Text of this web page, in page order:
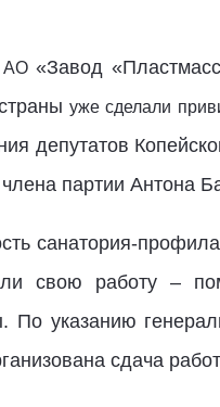
АО «Завод
уже сделали
депутатов
партии Антона
санатория-
свою работу –
По указанию
сдача